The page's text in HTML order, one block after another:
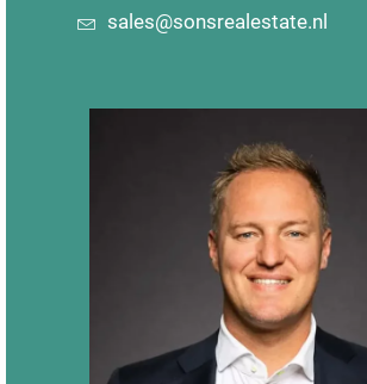
sales@sonsrealestate.nl